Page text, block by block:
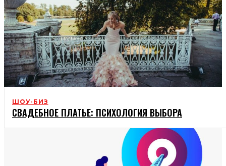
ШОУ-БИЗ
СВАДЕБНОЕ ПЛАТЬЕ: ПСИХОЛОГИЯ ВЫБОРА